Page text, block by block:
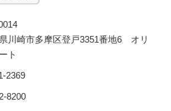
川崎市多摩区登戸3351番地6 オリ
ト
2369
8200